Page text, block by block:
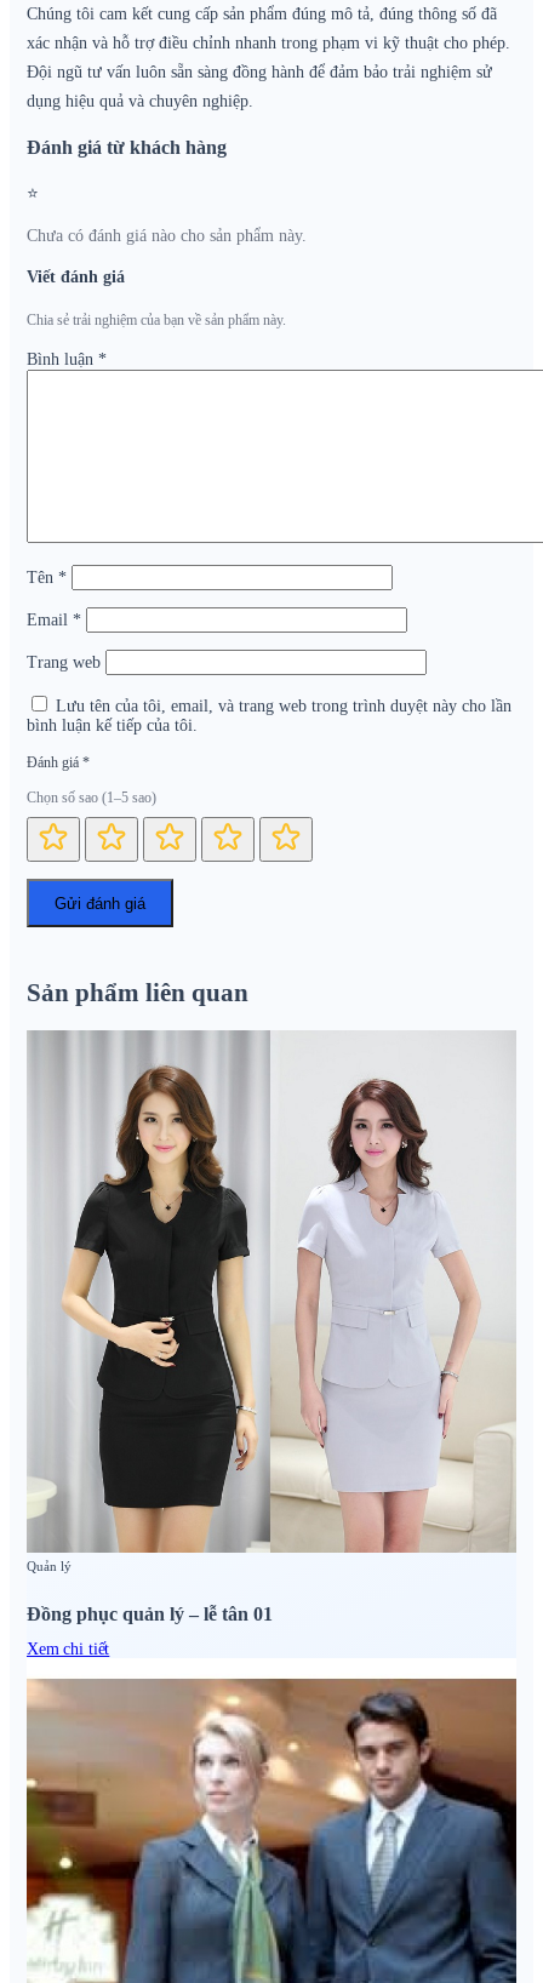
Chúng tôi cam kết cung cấp sản phẩm đúng mô tả, đúng thông số đã
xác nhận và hỗ trợ điều chỉnh nhanh trong phạm vi kỹ thuật cho phép.
Đội ngũ tư vấn luôn sẵn sàng đồng hành để đảm bảo trải nghiệm sử
dụng hiệu quả và chuyên nghiệp.
Đánh giá từ khách hàng
⭐
Chưa có đánh giá nào cho sản phẩm này.
Viết đánh giá
Chia sẻ trải nghiệm của bạn về sản phẩm này.
Bình luận *
Tên *
Email *
Trang web
Lưu tên của tôi, email, và trang web trong trình duyệt này cho lần
bình luận kế tiếp của tôi.
Đánh giá *
Chọn số sao (1–5 sao)
Sản phẩm liên quan
Quản lý
Đồng phục quản lý – lễ tân 01
Xem chi tiết